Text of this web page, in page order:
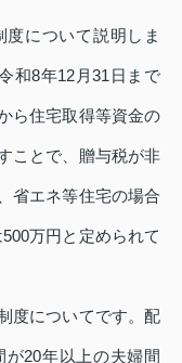
について説明しま
和8年12月31日まで
ら住宅取得等資金の
ことで、贈与税が非
省エネ等住宅の場合
万円と定められて
度についてです。配
20年以上の夫婦間